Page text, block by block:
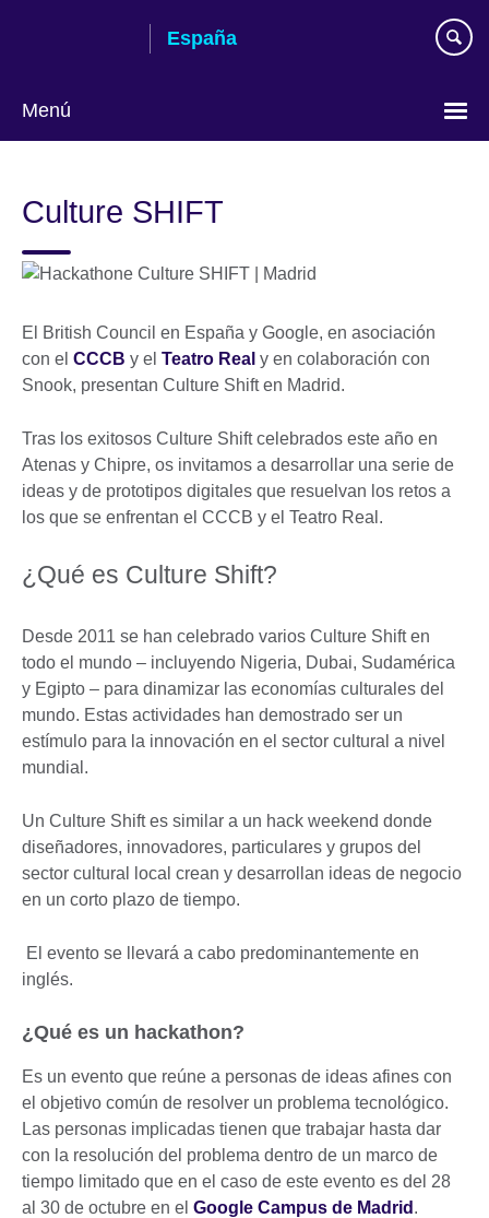
España
Menú
Culture SHIFT
El British Council en España y Google, en asociación
con el CCCB y el Teatro Real y en colaboración con
Snook, presentan Culture Shift en Madrid.
Tras los exitosos Culture Shift celebrados este año en
Atenas y Chipre, os invitamos a desarrollar una serie de
ideas y de prototipos digitales que resuelvan los retos a
los que se enfrentan el CCCB y el Teatro Real.
¿Qué es Culture Shift?
Desde 2011 se han celebrado varios Culture Shift en
todo el mundo – incluyendo Nigeria, Dubai, Sudamérica
y Egipto – para dinamizar las economías culturales del
mundo. Estas actividades han demostrado ser un
estímulo para la innovación en el sector cultural a nivel
mundial.
Un Culture Shift es similar a un hack weekend donde
diseñadores, innovadores, particulares y grupos del
sector cultural local crean y desarrollan ideas de negocio
en un corto plazo de tiempo.
El evento se llevará a cabo predominantemente en
inglés.
¿Qué es un hackathon?
Es un evento que reúne a personas de ideas afines con
el objetivo común de resolver un problema tecnológico.
Las personas implicadas tienen que trabajar hasta dar
con la resolución del problema dentro de un marco de
tiempo limitado que en el caso de este evento es del 28
al 30 de octubre en el Google Campus de Madrid .